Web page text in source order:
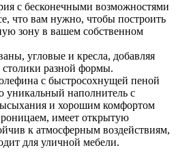
с бесконечными возможностями
что вам нужно, чтобы построить
зону в вашем собственном
угловые и кресла, добавляя
разной формы.
с быстросохнущей пеной
уникальный наполнитель с
и хорошим комфортом
имеет открытую
к атмосферным воздействиям,
для уличной мебели.